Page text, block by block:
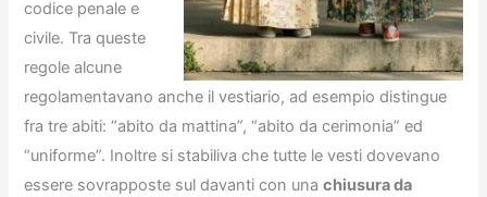
codice penale e
civile. Tra queste
regole alcune
regolamentavano anche il vestiario, ad esempio distingue
fra tre abiti: “abito da mattina”, “abito da cerimonia” ed
“uniforme”. Inoltre si stabiliva che tutte le vesti dovevano
essere sovrapposte sul davanti con unachiusura da